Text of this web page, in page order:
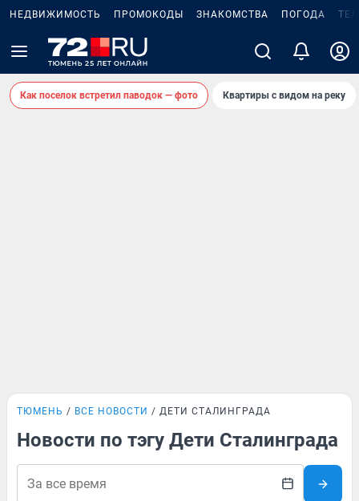
НЕДВИЖИМОСТЬ ПРОМОКОДЫ ЗНАКОМСТВА ПОГОДА
Как поселок встретил паводок — фото Квартиры с видом на реку
ТЮМЕНЬ ВСЕ НОВОСТИ ДЕТИ СТАЛИНГРАДА
Новости по тэгу Дети Сталинграда